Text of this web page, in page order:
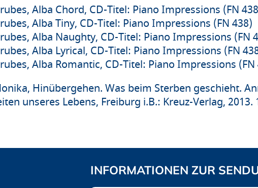
Alba Chord, CD-Titel: Piano Impressions (FN
Alba Tiny, CD-Titel: Piano Impressions (FN 438)
Alba Naughty, CD-Titel: Piano Impressions (FN
Alba Lyrical, CD-Titel: Piano Impressions (FN
Alba Romantic, CD-Titel: Piano Impressions (FN
Hinübergehen. Was beim Sterben geschieht.
unseres Lebens, Freiburg i.B.: Kreuz-Verlag, 2013.